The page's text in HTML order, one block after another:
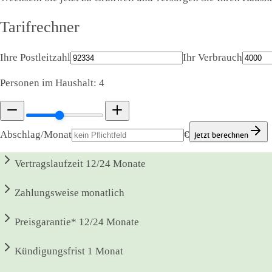
Tarifrechner
Ihre Postleitzahl Ihr Verbrauch
Personen im Haushalt: 4
Abschlag/Monat € Jetzt berechnen
Vertragslaufzeit 12/24 Monate
Zahlungsweise monatlich
Preisgarantie* 12/24 Monate
Kündigungsfrist 1 Monat